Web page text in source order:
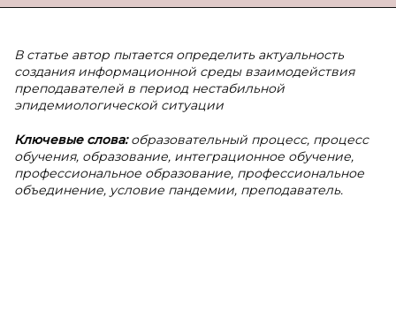
В статье автор пытается определить актуальность
создания информационной среды взаимодействия
преподавателей в период нестабильной
эпидемиологической ситуации
Ключевые слова:образовательный процесс, процесс
обучения, образование, интеграционное обучение,
профессиональное образование, профессиональное
объединение, условие пандемии, преподаватель.